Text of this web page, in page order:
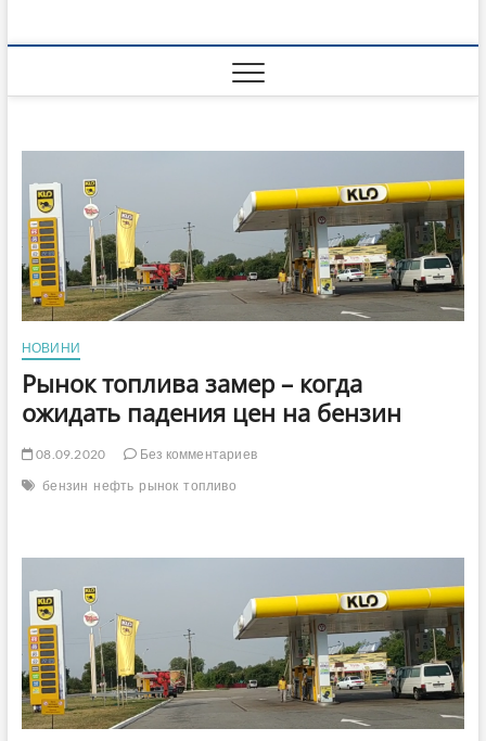
НОВИНИ
Рынок топлива замер – когда
ожидать падения цен на бензин
08.09.2020
Без комментариев
бензин нефть рынок топливо